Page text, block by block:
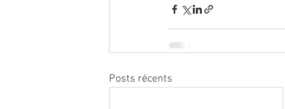
Posts récents